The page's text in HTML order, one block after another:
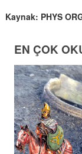
Kaynak: PHYS
EN ÇOK